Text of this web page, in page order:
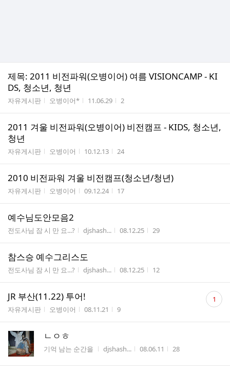
제목: 2011 비전파워(오병이어) 여름 VISIONCAMP - KI
DS, 청소년, 청년
게시판명
자유게시판 작성자
오병이어* 작성시간
11.06.29 조회수
2
2011 겨울 비전파워(오병이어) 비전캠프 - KIDS, 청소년,
청년
게시판명
자유게시판 작성자
오병이어 작성시간
10.12.13 조회수
24
2010 비전파워 겨울 비전캠프(청소년/청년)
게시판명
자유게시판 작성자
오병이어 작성시간
09.12.24 조회수
17
예수님도안모음2
게시판명
전도사님 잠 시 만 요...? 작성자
djshash... 작성시간
08.12.25 조회수
29
참스승 예수그리스도
게시판명
전도사님 잠 시 만 요...? 작성자
djshash... 작성시간
08.12.25 조회수
12
JR 부산(11.22) 투어!
게시판명
자유게시판 작성자
오병이어 작성시간
08.11.21 조회수
9
댓
글 1
ㄴㅇㅎ
게시판명
기억 남는 순간을 작성자
djshash... 작성시간
08.06.11 조회수
28